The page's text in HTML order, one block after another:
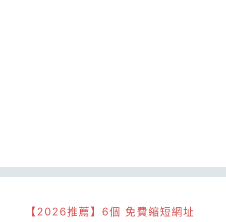
【2026推薦】6個 免費縮短網址